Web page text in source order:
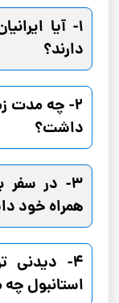
1- آیا
دارند؟
2- چه مدت
داشت؟
3- در سفر
همراه خود
4- دیدنی
استانبول